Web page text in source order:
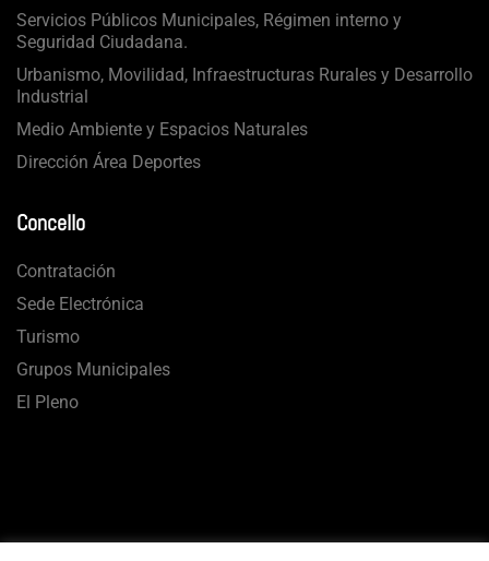
Servicios Públicos Municipales, Régimen interno y
Seguridad Ciudadana.
Urbanismo, Movilidad, Infraestructuras Rurales y Desarrollo
Industrial
Medio Ambiente y Espacios Naturales
Dirección Área Deportes
Concello
Contratación
Sede Electrónica
Turismo
Grupos Municipales
El Pleno